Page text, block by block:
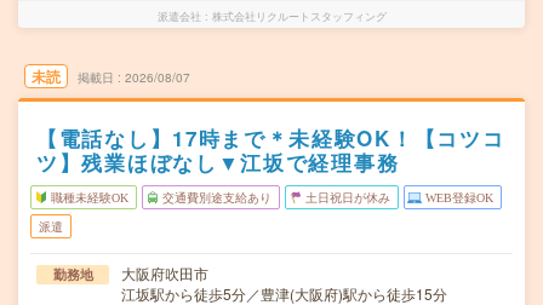
派遣会社 株式会社リクルートスタッフィング
未読 掲載日 2026/08/07
【電話なし】17時まで＊未経験OK！【コツコ
ツ】残業ほぼなし▼江坂で経理事務
職種未経験OK 交通費別途支給あり 土日祝日が休み WEB登録OK
派遣
勤務地
大阪府吹田市
江坂駅から徒歩5分／豊津(大阪府)駅から徒歩15分